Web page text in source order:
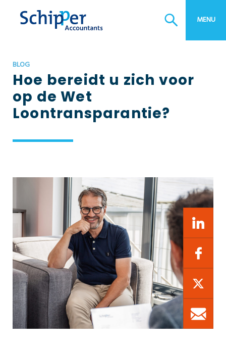
MENU
BLOG
Hoe bereidt u zich voor
op de Wet
Loontransparantie?